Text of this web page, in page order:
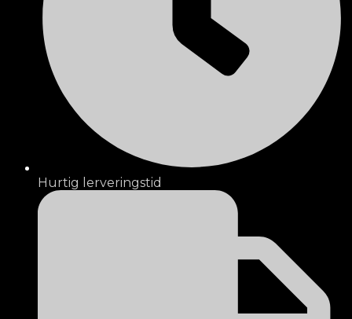
Hurtig lerveringstid